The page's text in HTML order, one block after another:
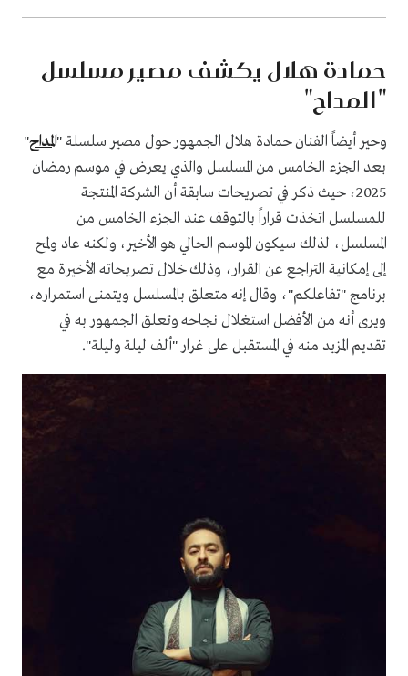
حمادة هلال يكشف مصير مسلسل
"المداح"
وحير أيضاً الفنان حمادة هلال الجمهور حول مصير سلسلة "المداح"
بعد الجزء الخامس من المسلسل والذي يعرض في موسم رمضان
2025، حيث ذكر في تصريحات سابقة أن الشركة المنتجة
للمسلسل اتخذت قراراً بالتوقف عند الجزء الخامس من
المسلسل، لذلك سيكون الموسم الحالي هو الأخير، ولكنه عاد ولمح
إلى إمكانية التراجع عن القرار، وذلك خلال تصريحاته الأخيرة مع
برنامج "تفاعلكم"، وقال إنه متعلق بالمسلسل ويتمنى استمراره،
ويرى أنه من الأفضل استغلال نجاحه وتعلق الجمهور به في
تقديم المزيد منه في المستقبل على غرار "ألف ليلة وليلة".